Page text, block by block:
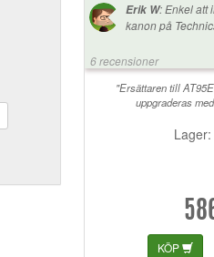
Erik W: Enkel att
kanon på
6 recensioner
"Ersättaren till
uppgraderas
KÖP